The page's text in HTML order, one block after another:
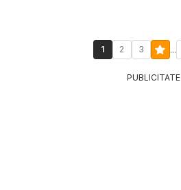
1 2 3 ...
PUBLICITATE